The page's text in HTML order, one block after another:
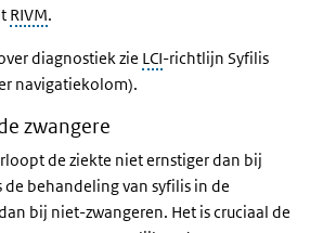
RIVM.
diagnostiek zie LCI-richtlijn Syfilis
navigatiekolom).
zwangere
de ziekte niet ernstiger dan bij
de behandeling van syfilis in de
bij niet-zwangeren. Het is cruciaal de